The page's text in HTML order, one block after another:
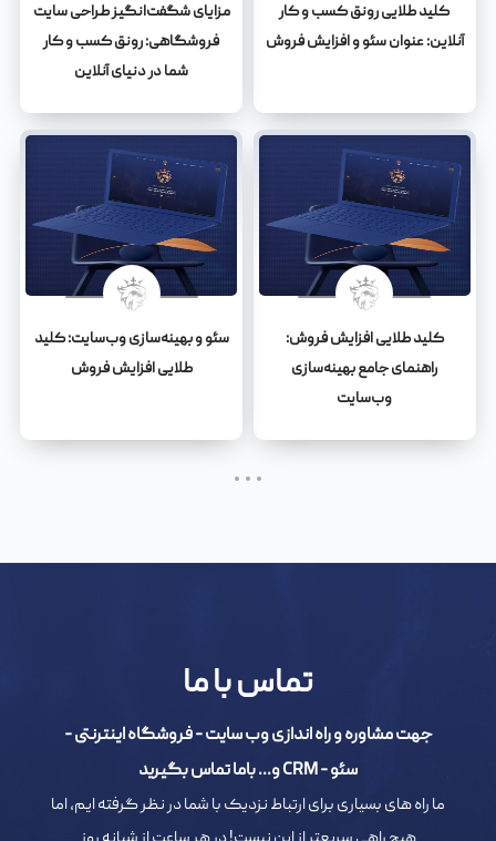
کلید طلایی رونق کسب و کار
آنلاین: عنوان سئو و افزایش فروش
مزایای شگفت‌انگیز طراحی سایت
فروشگاهی: رونق کسب و کار
شما در دنیای آنلاین
کلید طلایی افزایش فروش:
راهنمای جامع بهینه‌سازی
وب‌سایت
سئو و بهینه‌سازی وب‌سایت: کلید
طلایی افزایش فروش
تماس با ما
جهت مشاوره و راه اندازی وب سایت - فروشگاه اینترنتی -
سئو - CRM و... باما تماس بگیرید
ما راه های بسیاری برای ارتباط نزدیک با شما در نظر گرفته ایم، اما